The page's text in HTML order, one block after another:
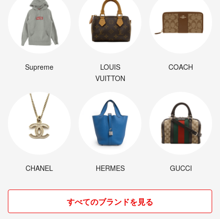
Supreme
LOUIS
VUITTON
COACH
CHANEL HERMES GUCCI
すべてのブランドを見る